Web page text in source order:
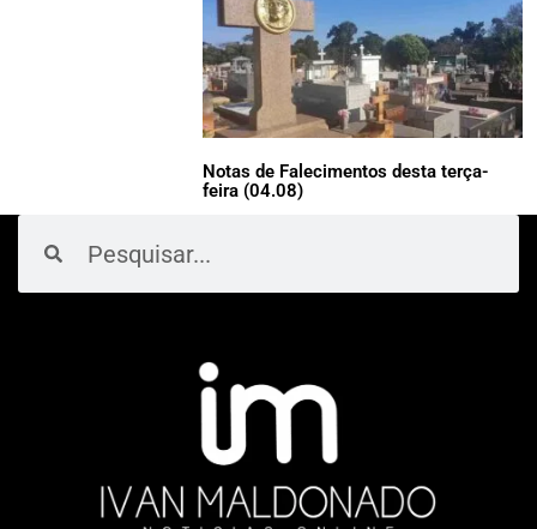
Notas de Falecimentos desta terça-
feira (04.08)